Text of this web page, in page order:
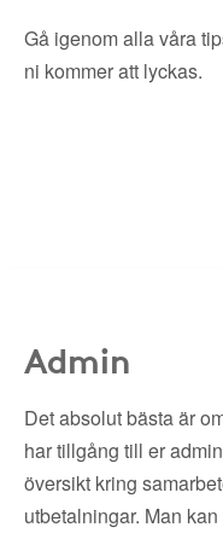
Gå igenom alla våra
ni kommer att lyckas.
Admin
Det absolut bästa är
har tillgång till er
översikt kring
utbetalningar. Man